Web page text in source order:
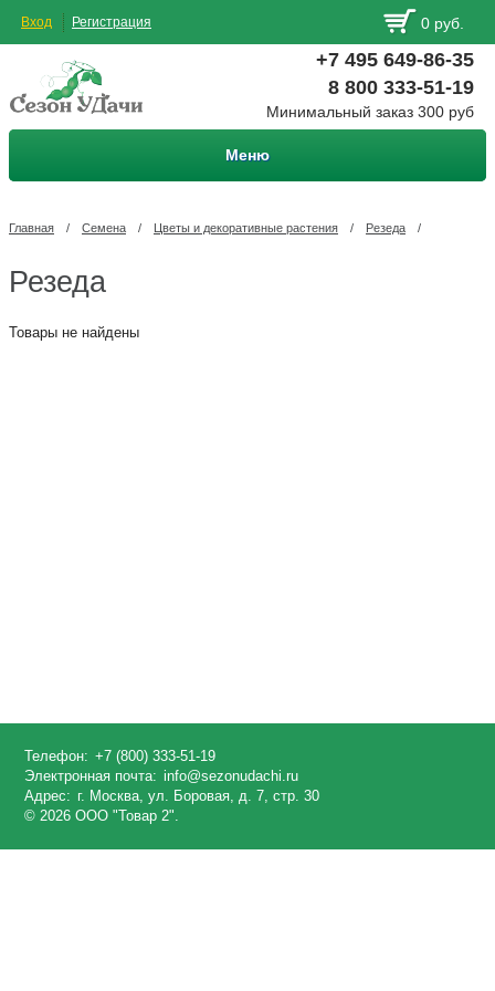
Вход Регистрация 0 руб.
+7 495 649-86-35
8 800 333-51-19
Минимальный заказ 300 руб
Меню
Главная / Семена / Цветы и декоративные растения / Резеда /
Резеда
Товары не найдены
Телефон: +7 (800) 333-51-19
Электронная почта: info@sezonudachi.ru
Адрес: г. Москва, ул. Боровая, д. 7, стр. 30
© 2026 ООО "Товар 2".